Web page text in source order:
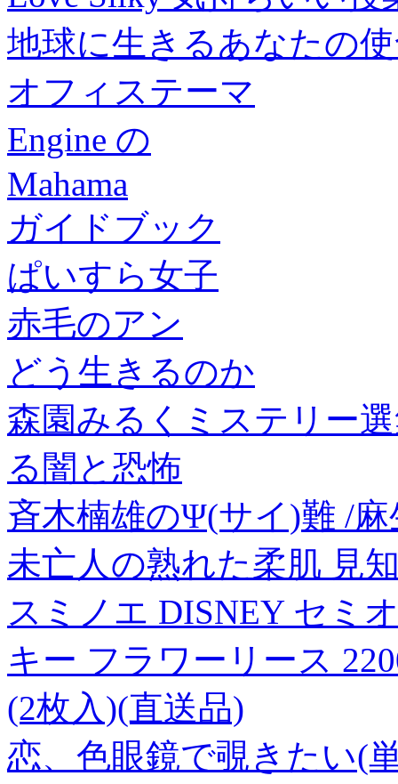
地球に生きるあなたの
オフィステーマ
Engine の
Mahama
ガイドブック
ぱいすら女子
赤毛のアン
どう生きるのか
森園みるくミステリー
る闇と恐怖
斉木楠雄のΨ(サイ)難 /
未亡人の熟れた柔肌 見
スミノエ DISNEY セミ
キー フラワーリース
(2枚入)(直送品)
恋、色眼鏡で覗きたい(